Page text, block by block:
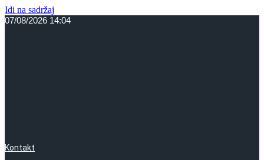
Idi na sadržaj
07/08/2026 14:04
Kontakt